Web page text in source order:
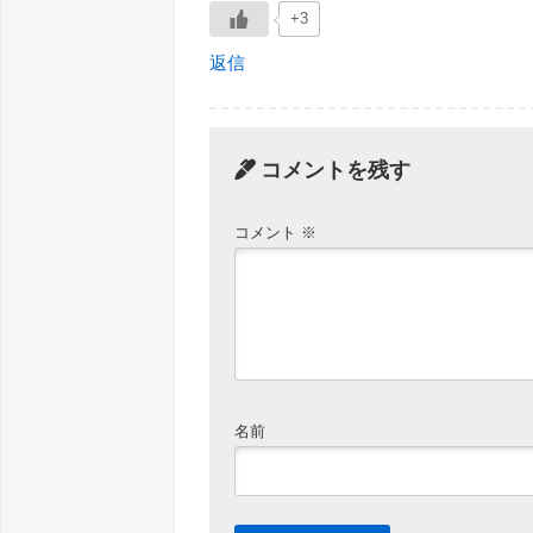
+3
返信
コメントを残す
コメント ※
名前